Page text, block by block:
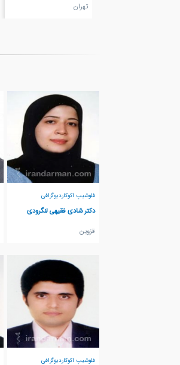
تهران
فلوشیپ اکوکاردیوگرافی
دکتر شادی فقیهی لنگرودی
قزوين
فلوشیپ اکوکاردیوگرافی